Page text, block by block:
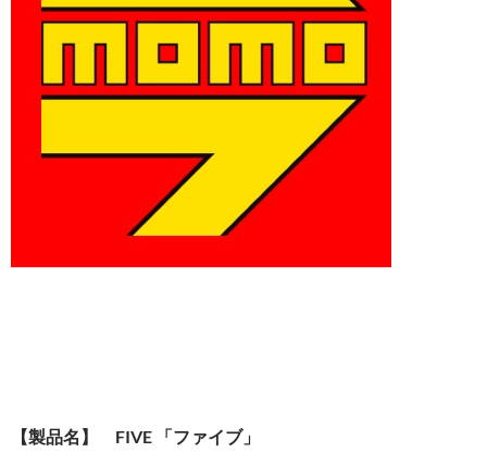
【製品名】 FIVE 「ファイブ」